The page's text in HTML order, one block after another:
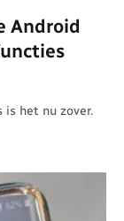
Android
is het nu zover.